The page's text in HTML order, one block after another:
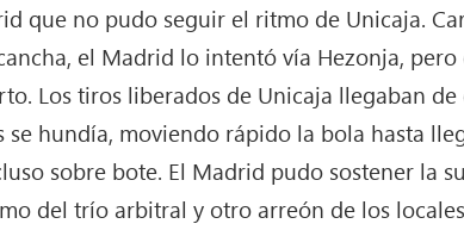
que no pudo seguir el ritmo de Unicaja.
el Madrid lo intentó vía Hezonja,
Los tiros liberados de Unicaja llegaban de
hundía, moviendo rápido la bola hasta
sobre bote. El Madrid pudo sostener la
del trío arbitral y otro arreón de los